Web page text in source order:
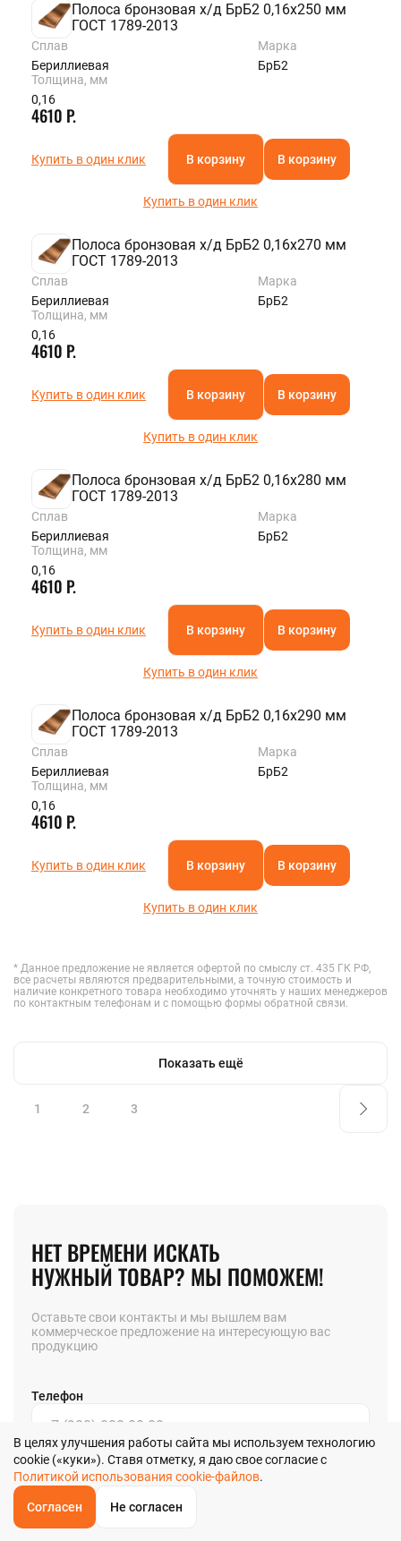
ОБРАТНЫЙЗВОНОК
Полоса бронзовая х/д БрБ2 0,16х250 мм
ГОСТ 1789-2013
Сплав
Бериллиевая
Марка
БрБ2
Толщина, мм
0,16
4610 Р.
Купить в один клик В корзину В корзину
Купить в один клик
Полоса бронзовая х/д БрБ2 0,16х270 мм
ГОСТ 1789-2013
Сплав
Бериллиевая
Марка
БрБ2
Толщина, мм
0,16
4610 Р.
Купить в один клик В корзину В корзину
Купить в один клик
Полоса бронзовая х/д БрБ2 0,16х280 мм
ГОСТ 1789-2013
Сплав
Бериллиевая
Марка
БрБ2
Толщина, мм
0,16
4610 Р.
Купить в один клик В корзину В корзину
Купить в один клик
Полоса бронзовая х/д БрБ2 0,16х290 мм
ГОСТ 1789-2013
Сплав
Бериллиевая
Марка
БрБ2
Толщина, мм
0,16
4610 Р.
Купить в один клик В корзину В корзину
Купить в один клик
* Данное предложение не является офертой по смыслу ст. 435 ГК РФ,
все расчеты являются предварительными, а точную стоимость и
наличие конкретного товара необходимо уточнять у наших менеджеров
по контактным телефонам и с помощью формы обратной связи.
Показать ещё
1 2 3
НЕТ ВРЕМЕНИ ИСКАТЬ
НУЖНЫЙ ТОВАР? МЫ ПОМОЖЕМ!
Оставьте свои контакты и мы вышлем вам
коммерческое предложение на интересующую вас
продукцию
Телефон
Позвоните мне
Я даю согласиена обработку своих персональных данных в
Политикой обработки персональных данных
Главная
В целях улучшения работы сайта мы используем технологию
cookie («куки»). Ставя отметку, я даю свое согласие с
Политикой использования cookie-файлов.
Согласен Не согласен